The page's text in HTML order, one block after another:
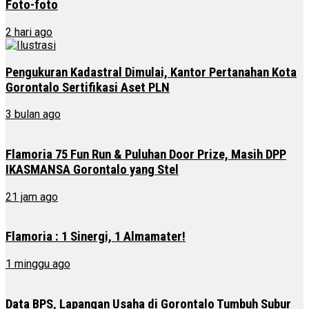
Foto-foto
2 hari ago
Pengukuran Kadastral Dimulai, Kantor Pertanahan Kota
Gorontalo Sertifikasi Aset PLN
3 bulan ago
Flamoria 75 Fun Run & Puluhan Door Prize, Masih DPP
IKASMANSA Gorontalo yang Stel
21 jam ago
Flamoria : 1 Sinergi, 1 Almamater!
1 minggu ago
Data BPS, Lapangan Usaha di Gorontalo Tumbuh Subur